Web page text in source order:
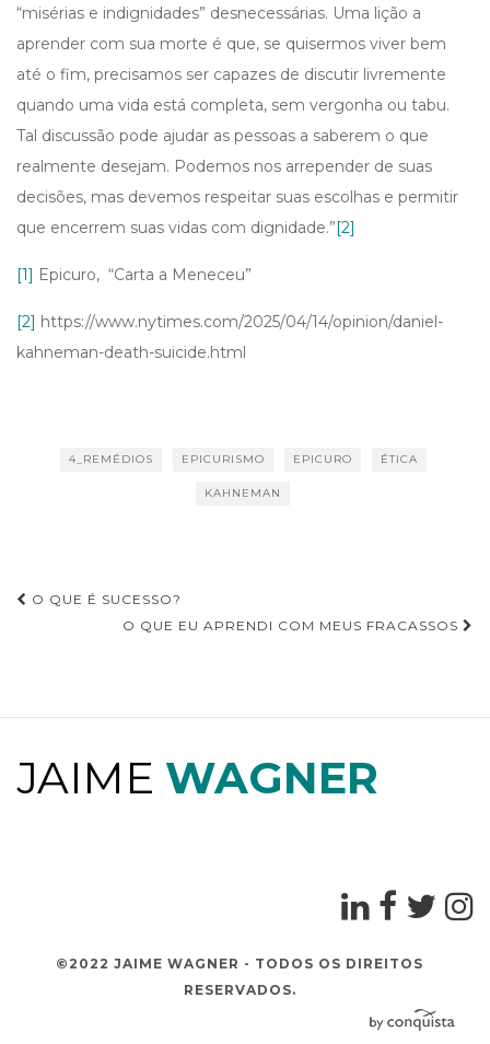
“misérias e indignidades” desnecessárias. Uma lição a
aprender com sua morte é que, se quisermos viver bem
até o fim, precisamos ser capazes de discutir livremente
quando uma vida está completa, sem vergonha ou tabu.
Tal discussão pode ajudar as pessoas a saberem o que
realmente desejam. Podemos nos arrepender de suas
decisões, mas devemos respeitar suas escolhas e permitir
que encerrem suas vidas com dignidade.”[2]
[1] Epicuro, “Carta a Meneceu”
[2] https://www.nytimes.com/2025/04/14/opinion/daniel-
kahneman-death-suicide.html
4_REMÉDIOS EPICURISMO EPICURO ÉTICA
KAHNEMAN
Navegação de Post
O QUE É SUCESSO?
O QUE EU APRENDI COM MEUS FRACASSOS
JAIME WAGNER
©2022 JAIME WAGNER - TODOS OS DIREITOS
RESERVADOS.